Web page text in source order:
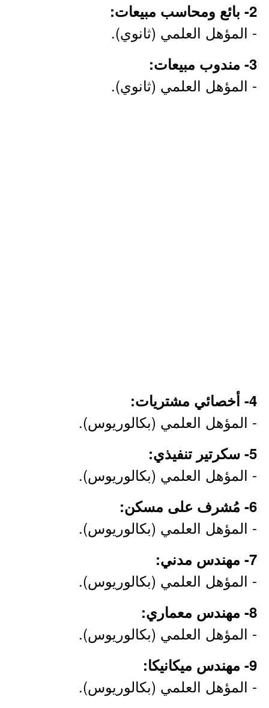
2- بائع ومحاسب مبيعات:
- المؤهل العلمي (ثانوي).
3- مندوب مبيعات:
- المؤهل العلمي (ثانوي).
4- أخصائي مشتريات:
- المؤهل العلمي (بكالوريوس).
5- سكرتير تنفيذي:
- المؤهل العلمي (بكالوريوس).
- المؤهل العلمي (بكالوريوس).
7- مهندس مدني:
- المؤهل العلمي (بكالوريوس).
8- مهندس معماري:
- المؤهل العلمي (بكالوريوس).
9- مهندس ميكانيكا:
- المؤهل العلمي (بكالوريوس).